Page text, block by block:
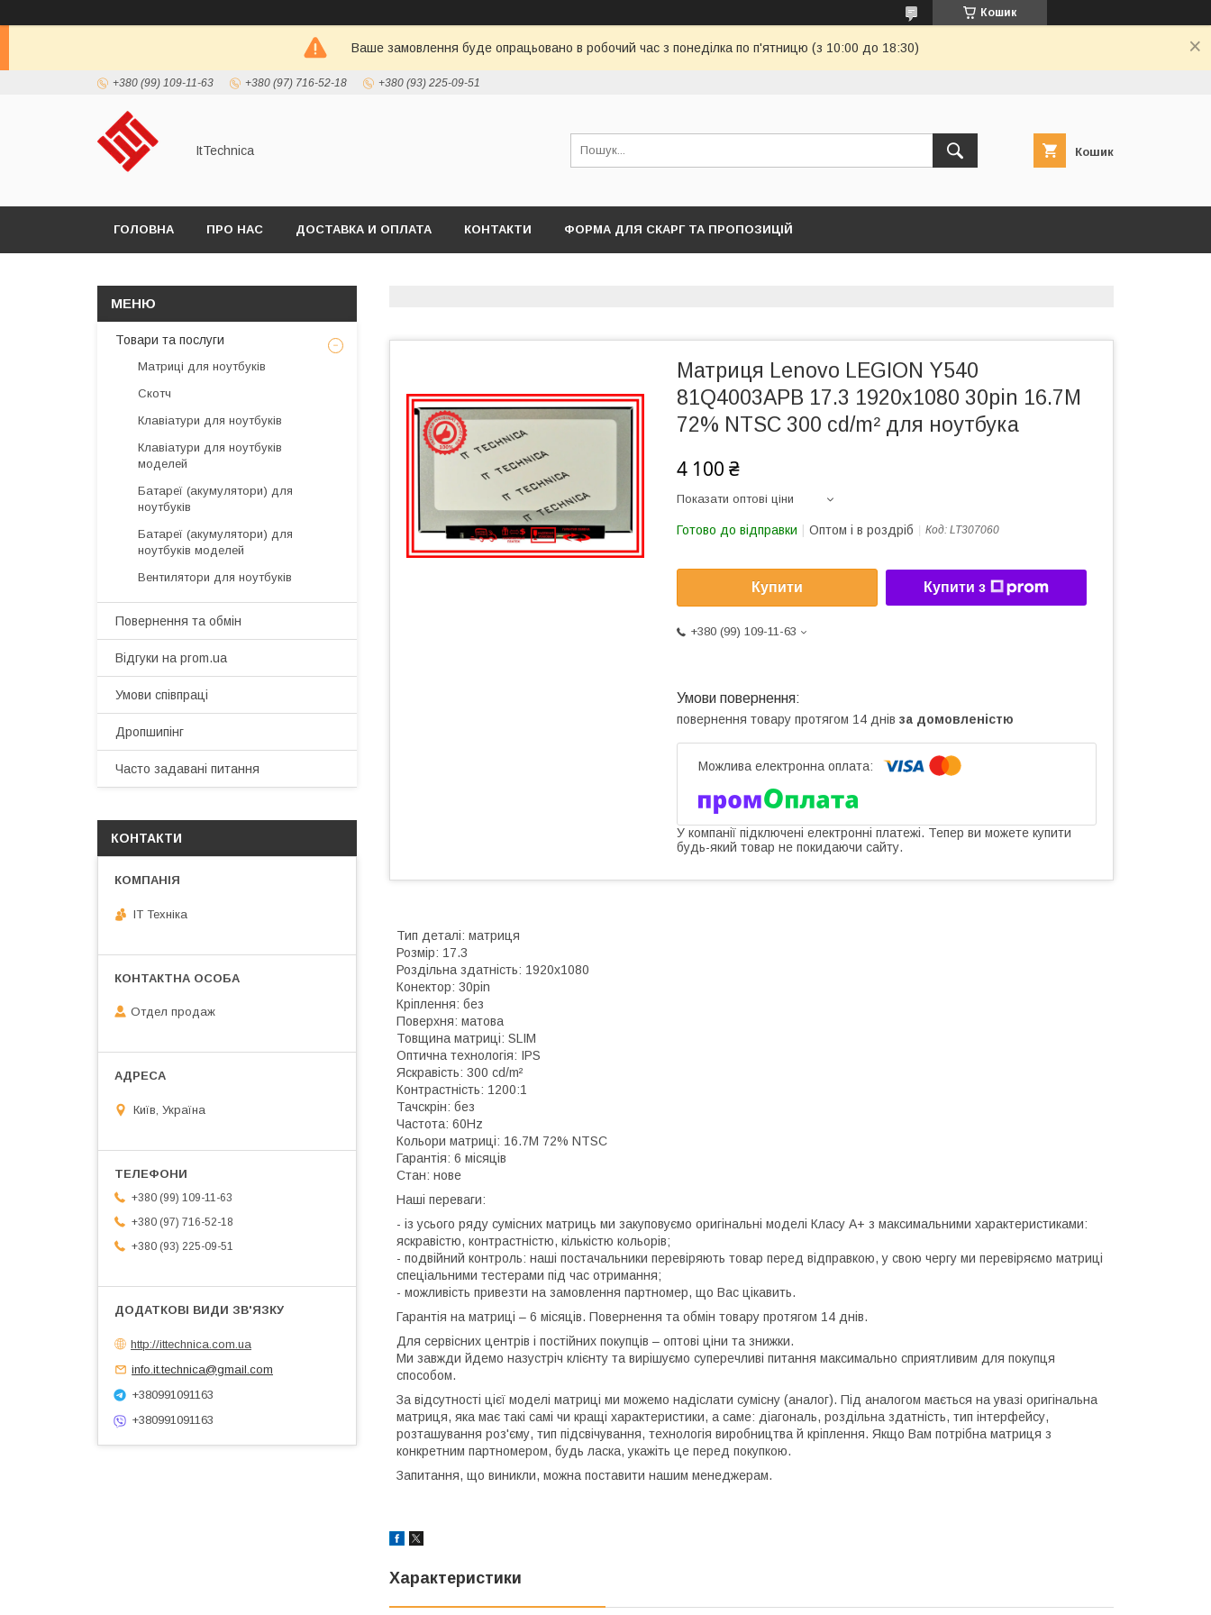
Кошик
Ваше замовлення буде опрацьовано в робочий час з понеділка по п'ятницю (з 10:00 до 18:30)
+380 (99) 109-11-63 +380 (97) 716-52-18 +380 (93) 225-09-51
ItTechnica Кошик
ГОЛОВНА ПРО НАС ДОСТАВКА И ОПЛАТА КОНТАКТИ ФОРМА ДЛЯ СКАРГ ТА ПРОПОЗИЦІЙ
Матриця Lenovo LEGION Y540
81Q4003APB 17.3 1920x1080 30pin 16.7M
72% NTSC 300 cd/m² для ноутбука
4 100 ₴
Показати оптові ціни
Готово до відправки Оптом і в роздріб Код: LT307060
Купити Купити з
+380 (99) 109-11-63
повернення товару протягом 14 днів за домовленістю
У компанії підключені електронні платежі. Тепер ви можете купити
будь-який товар не покидаючи сайту.
Тип деталі: матриця
Розмір: 17.3
Роздільна здатність: 1920x1080
Конектор: 30pin
Кріплення: без
Поверхня: матова
Товщина матриці: SLIM
Оптична технологія: IPS
Яскравість: 300 cd/m²
Контрастність: 1200:1
Тачскрін: без
Частота: 60Hz
Кольори матриці: 16.7M 72% NTSC
Гарантія: 6 місяців
Стан: нове
Наші переваги:
- із усього ряду сумісних матриць ми закуповуємо оригінальні моделі Класу А+ з максимальними характеристиками:
яскравістю, контрастністю, кількістю кольорів;
- подвійний контроль: наші постачальники перевіряють товар перед відправкою, у свою чергу ми перевіряємо матриці
спеціальними тестерами під час отримання;
- можливість привезти на замовлення партномер, що Вас цікавить.
Гарантія на матриці – 6 місяців. Повернення та обмін товару протягом 14 днів.
Для сервісних центрів і постійних покупців – оптові ціни та знижки.
Ми завжди йдемо назустріч клієнту та вирішуємо суперечливі питання максимально сприятливим для покупця
способом.
За відсутності цієї моделі матриці ми можемо надіслати сумісну (аналог). Під аналогом мається на увазі оригінальна
матриця, яка має такі самі чи кращі характеристики, а саме: діагональ, роздільна здатність, тип інтерфейсу,
розташування роз'єму, тип підсвічування, технологія виробництва й кріплення. Якщо Вам потрібна матриця з
конкретним партномером, будь ласка, укажіть це перед покупкою.
Запитання, що виникли, можна поставити нашим менеджерам.
Характеристики
Товари та послуги
Матриці для ноутбуків
Скотч
Клавіатури для ноутбуків
Клавіатури для ноутбуків
моделей
Батареї (акумулятори) для
ноутбуків
Батареї (акумулятори) для
ноутбуків моделей
Вентилятори для ноутбуків
Повернення та обмін
Відгуки на prom.ua
Умови співпраці
Дропшипінг
Часто задавані питання
КОНТАКТИ
IT Техніка
Отдел продаж
Київ, Україна
+380 (99) 109-11-63
+380 (97) 716-52-18
+380 (93) 225-09-51
http://ittechnica.com.ua
info.it.technica@gmail.com
+380991091163
+380991091163